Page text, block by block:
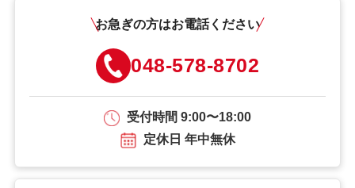
お急ぎの方はお電話ください
048-578-8702
受付時間 9:00〜18:00
定休日 年中無休